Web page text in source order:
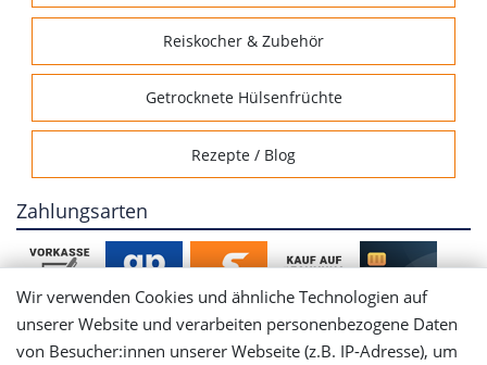
Reiskocher & Zubehör
Getrocknete Hülsenfrüchte
Rezepte / Blog
Zahlungsarten
Wir verwenden Cookies und ähnliche Technologien auf
unserer Website und verarbeiten personenbezogene Daten
von Besucher:innen unserer Webseite (z.B. IP-Adresse), um